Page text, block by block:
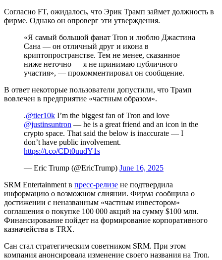
Согласно FT, ожидалось, что Эрик Трамп займет должность в
фирме. Однако он опроверг эти утверждения.
«Я самый большой фанат Tron и люблю Джастина
Сана — он отличный друг и икона в
криптопространстве. Тем не менее, сказанное
ниже неточно — я не принимаю публичного
участия», — прокомментировал он сообщение.
В ответ некоторые пользователи допустили, что Трамп
вовлечен в предприятие «частным образом».
.@tier10k I’m the biggest fan of Tron and love
@justinsuntron — he is a great friend and an icon in the
crypto space. That said the below is inaccurate — I
don’t have public involvement.
https://t.co/CDt0uudY1s
— Eric Trump (@EricTrump) June 16, 2025
SRM Entertainment в пресс-релизе не подтвердила
информацию о возможном слиянии. Фирма сообщила о
достижении с неназванным «частным инвестором»
соглашения о покупке 100 000 акций на сумму $100 млн.
Финансирование пойдет на формирование корпоративного
казначейства в TRX.
Сан стал стратегическим советником SRM. При этом
компания анонсировала изменение своего названия на Tron.